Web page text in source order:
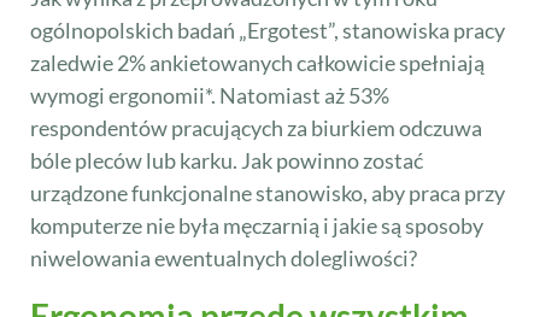
ogólnopolskich badań „Ergotest”, stanowiska pracy
zaledwie 2% ankietowanych całkowicie spełniają
wymogi ergonomii*. Natomiast aż 53%
respondentów pracujących za biurkiem odczuwa
bóle pleców lub karku. Jak powinno zostać
urządzone funkcjonalne stanowisko, aby praca przy
komputerze nie była męczarnią i jakie są sposoby
niwelowania ewentualnych dolegliwości?